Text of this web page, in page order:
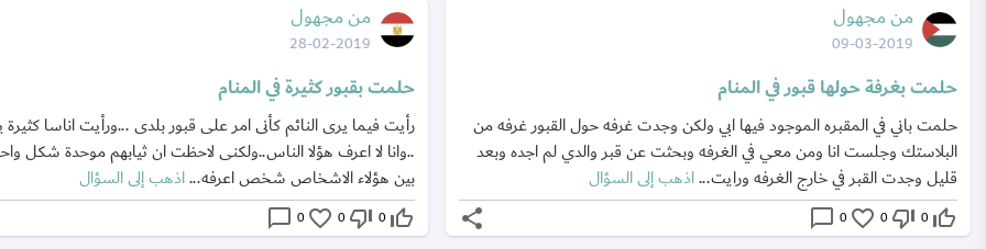
من مجهول
09-03-2019
حلمت بغرفة حولها قبور في المنام
حلمت باني في المقبره الموجود فيها ابي ولكن وجدت غرفه حول القبور غرفه من
البلاستك وجلست انا ومن معي في الغرفه وبحثت عن قبر والدي لم اجده وبعد
قليل وجدت القبر في خارج الغرفه ورايت...اذهب إلى السؤال
thumb_up_off_alt
0
thumb_down_off_alt
0
favorite_border
0
chat_bubble_outline
share
من مجهول
28-02-2019
حلمت بقبور كثيرة في المنام
رأيت فيما يرى النائم كأنى امر على قبور بلدى ...ورأيت اناسا
..وانا لا اعرف هؤلا الناس..ولكنى لاحظت ان ثيابهم موحدة شكل
بين هؤلاء الاشخاص شخص اعرفه...اذهب إلى السؤال
thumb_up_off_alt
0
thumb_down_off_alt
0
favorite_border
0
chat_bubble_outline